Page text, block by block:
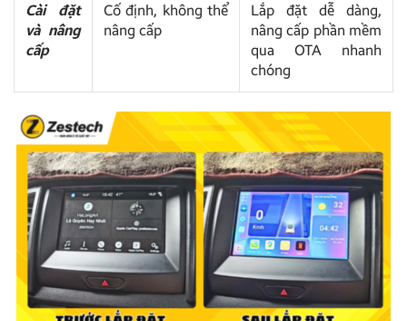
Cài đặt
và nâng
cấp
Cố định, không thể
nâng cấp
Lắp đặt dễ dàng,
nâng cấp phần mềm
qua OTA nhanh
chóng